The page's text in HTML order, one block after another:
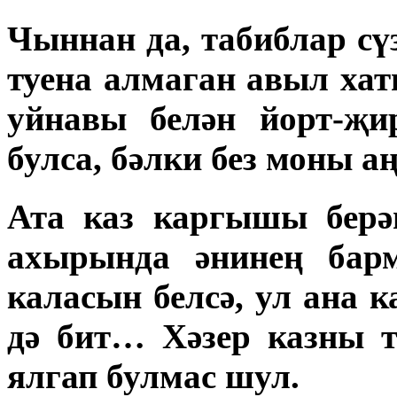
Чыннан да, табиблар
туена алмаган авыл
уйнавы белән йорт-
булса, бәлки без моны
Ата каз каргышы
ахырында әнинең
каласын белсә, ул ана
дә бит… Хәзер казны
ялгап булмас шул.